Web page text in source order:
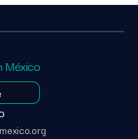
México